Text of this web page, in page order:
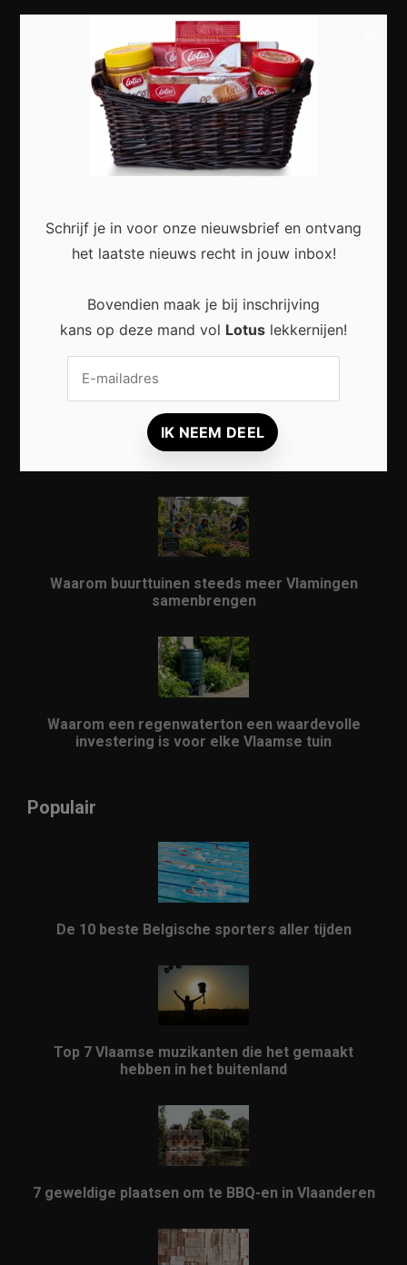
Most Recent
Duurzaam wonen begint met kleine veranderingen
in en rond het huis
Praktische Veranderingen Die Het Dagelijks Leven
Aangenamer Maken
Lokale markten herontdekken: waarom ze
Waarom buurttuinen steeds meer Vlamingen
samenbrengen
Waarom een regenwaterton een waardevolle
investering is voor elke Vlaamse tuin
Populair
De 10 beste Belgische sporters aller tijden
Top 7 Vlaamse muzikanten die het gemaakt
hebben in het buitenland
7 geweldige plaatsen om te BBQ-en in Vlaanderen
Schrijf je in voor onze nieuwsbrief en ontvang
het laatste nieuws recht in jouw inbox!
Bovendien maak je bij inschrijving
kans op deze mand vol Lotus lekkernijen!